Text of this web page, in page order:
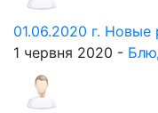
01.06.2020 г. Новые
1 червня 2020 -